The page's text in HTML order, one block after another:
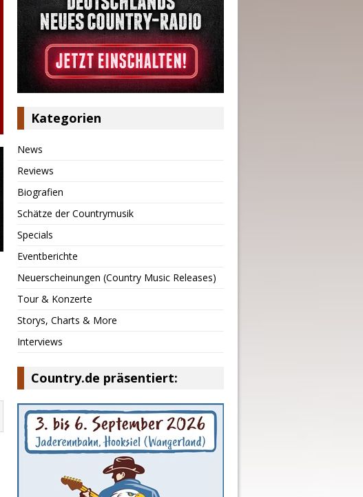
Kategorien
News
Reviews
Biografien
Schätze der Countrymusik
Specials
Eventberichte
Neuerscheinungen (Country Music Releases)
Tour & Konzerte
Storys, Charts & More
Interviews
Country.de präsentiert: